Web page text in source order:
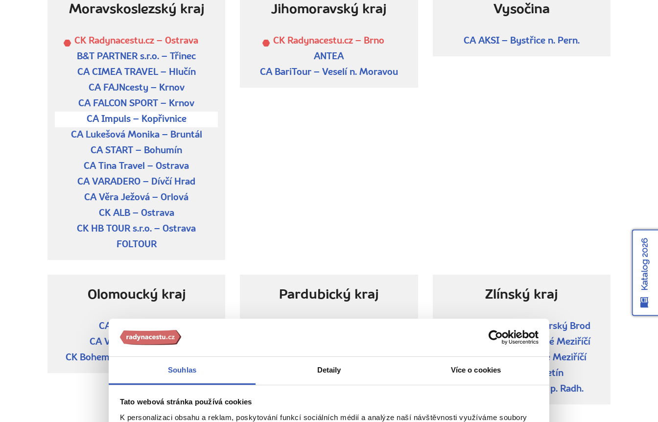
Souhlas Detaily Více o cookies
Tato webová stránka používá cookies
K personalizaci obsahu a reklam, poskytování funkcí sociálních médií a analýze naší návštěvnosti využíváme soubory
Moravskoslezský kraj
CK Radynacestu.cz – Ostrava
B&T PARTNER s.r.o. – Třinec
CA CIMEA TRAVEL – Hlučín
CA FAJNcesty – Krnov
CA FALCON SPORT – Krnov
CA Impuls – Kopřivnice
CA Lukešová Monika – Bruntál
CA START – Bohumín
CA Tina Travel – Ostrava
CA VARADERO – Dívčí Hrad
CA Věra Ježová – Orlová
CK ALB – Ostrava
CK HB TOUR s.r.o. – Ostrava
FOLTOUR
Jihomoravský kraj
CK Radynacestu.cz – Brno
ANTEA
CA BariTour – Veselí n. Moravou
Vysočina
CA AKSI – Bystřice n. Pern.
Olomoucký kraj
CA CKM Olomouc
CA Via Tour – Hranice
CK Bohemian Fantasy – Olomouc
Pardubický kraj Zlínský kraj
CA Pencil Travel – Uherský Brod
CA Via tours – Valašské Meziříčí
CK Valaška – Valašské Meziříčí
CK Valaška – Vsetín
CK Valaška – Rožnov p. Radh.
Katalog 2026